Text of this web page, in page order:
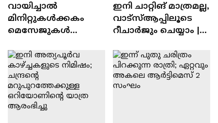
വായിച്ചാൽ
മിനിറ്റുകൾക്കകം
മെസേജുകള്‍
WhatsApp | Tech Talk
ഇനി ചാറ്റിങ് മാത്രമല്ല,
വാട്‌സ്‌ആപ്പിലൂടെ
റീചാർജും ചെയ്യാം |
Tech Talk